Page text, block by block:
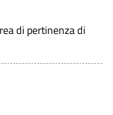
di pertinenza di